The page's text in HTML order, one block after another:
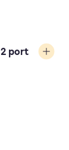
2 port